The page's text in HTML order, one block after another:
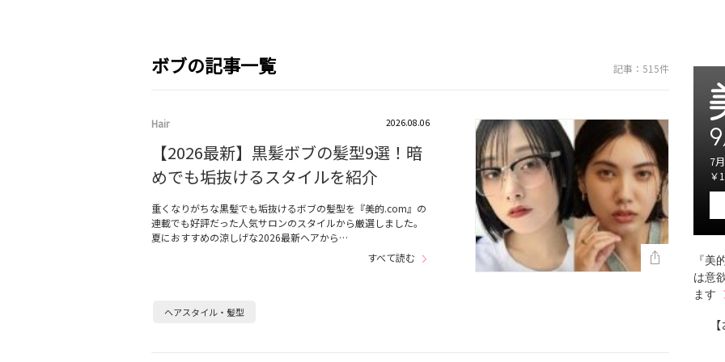
ボブの記事一覧 記事：515件
Hair 2026.08.06
【2026最新】黒髪ボブの髪型9選！暗
めでも垢抜けるスタイルを紹介
重くなりがちな黒髪でも垢抜けるボブの髪型を『美的.com』の
連載でも好評だった人気サロンのスタイルから厳選しました。
夏におすすめの涼しげな2026最新ヘアから…
すべて読む
ヘアスタイル・髪型
9
7
￥
『美
は意
ます